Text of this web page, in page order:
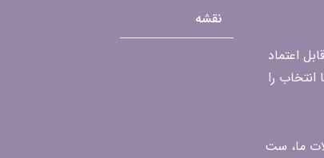
اعتماد
را
ما، ست
نقشه